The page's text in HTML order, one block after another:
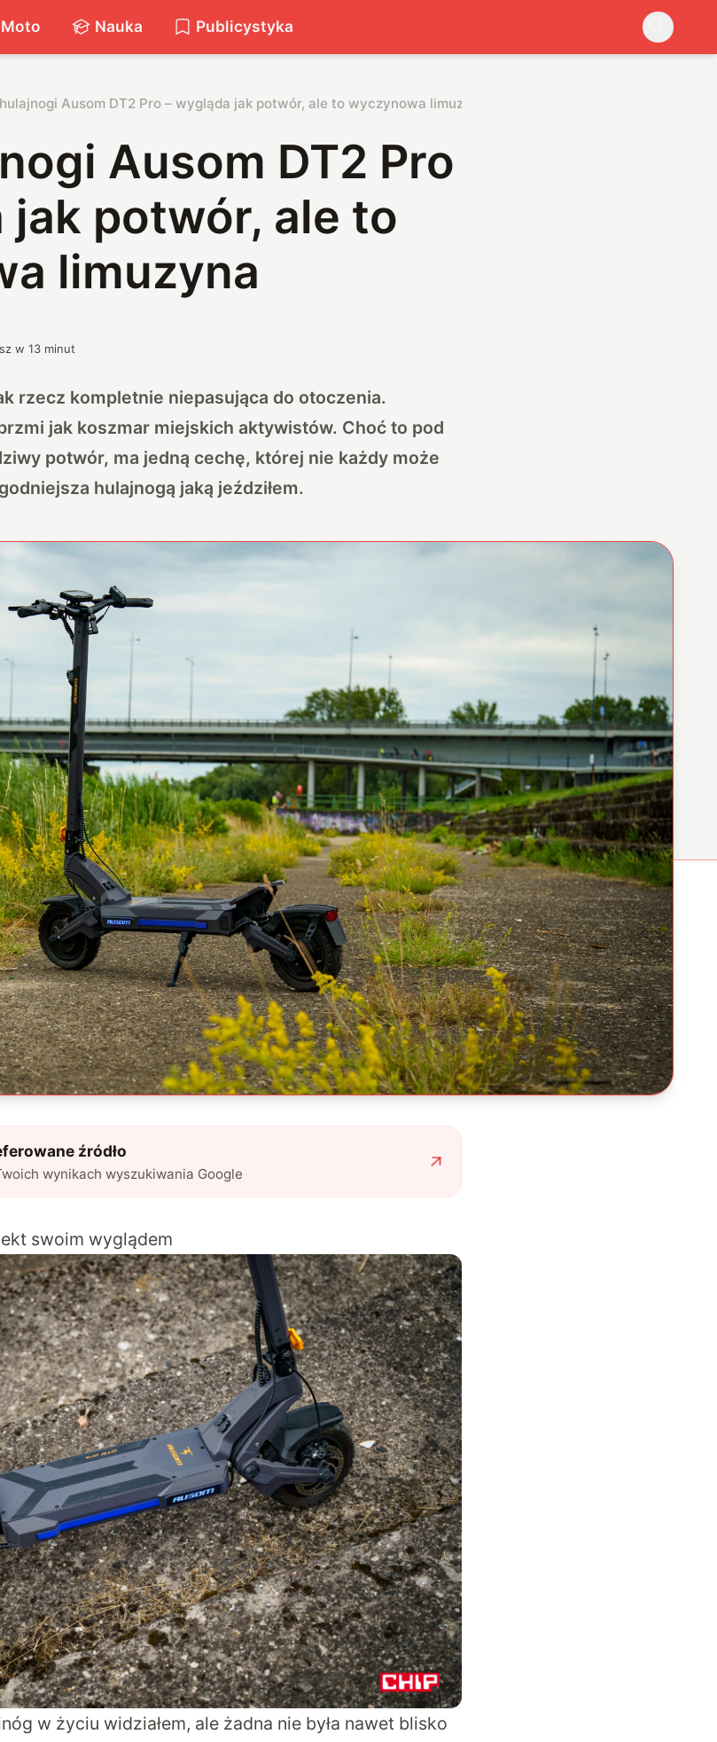
Moto Nauka Publicystyka
Ausom DT2 Pro – wygląda jak potwór, ale to wyczynowa limuzyna
Ausom DT2 Pro
jak potwór, ale to
limuzyna
w13 minut
rzecz kompletnie niepasująca do otoczenia.
jak koszmar miejskich aktywistów. Choć to pod
potwór, ma jedną cechę, której nie każdy może
hulajnogą jaką jeździłem.
źródło
wynikach wyszukiwania Google
swoim wyglądem
w życiu widziałem, ale żadna nie była nawet blisko